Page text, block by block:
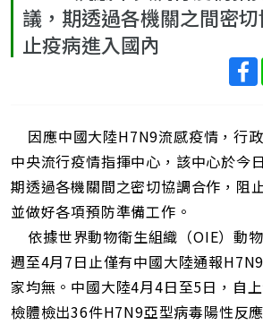
議，期透過各機關之間密
止疫病進入國內
因應中國大陸H7N9流感疫情，行
中央流行疫情指揮中心，該中心於今
期透過各機關間之密切協調合作，阻
並做好各項預防準備工作。
依據世界動物衛生組織（OIE）動
週至4月7日止僅有中國大陸通報
家均無。中國大陸4月4日至5日，自
檢體檢出36件H7N9亞型病毒陽性反